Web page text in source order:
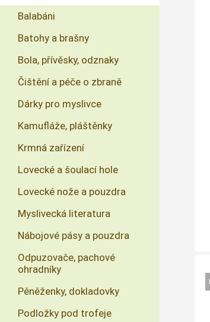
Balabáni
Batohy a brašny
Bola, přívěsky, odznaky
Čištění a péče o zbraně
Dárky pro myslivce
Kamufláže, pláštěnky
Krmná zařízení
Lovecké a šoulací hole
Lovecké nože a pouzdra
Myslivecká literatura
Nábojové pásy a pouzdra
Odpuzovače, pachové
ohradníky
Pěněženky, dokladovky
Podložky pod trofeje